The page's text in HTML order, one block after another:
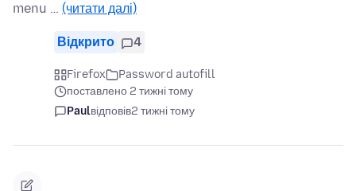
menu … (читати далі)
Відкрито 4
Firefox
Password autofill
поставлено 2 тижні тому
Paulвідповів2 тижні тому